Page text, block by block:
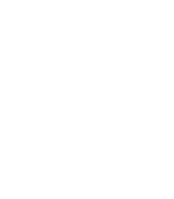
V preteklem dnevu so
javnega reda in miru, dve
materialno škodo, dve
Na področju kriminalitete so
varnost, kaznivo dejanje